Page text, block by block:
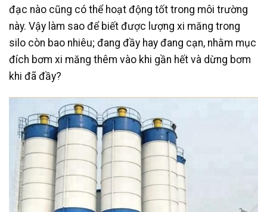
đạc nào cũng có thể hoạt động tốt trong môi trường
này. Vậy làm sao để biết được lượng xi măng trong
silo còn bao nhiêu; đang đầy hay đang cạn, nhằm mục
đích bơm xi măng thêm vào khi gần hết và dừng bơm
khi đã đầy?